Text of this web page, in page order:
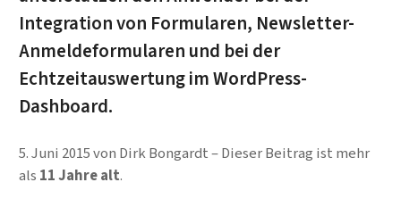
Integration von Formularen, Newsletter-
Anmeldeformularen und bei der
Echtzeitauswertung im WordPress-
Dashboard.
5. Juni 2015von Dirk Bongardt
Dieser Beitrag ist mehr
als 11 Jahre alt.